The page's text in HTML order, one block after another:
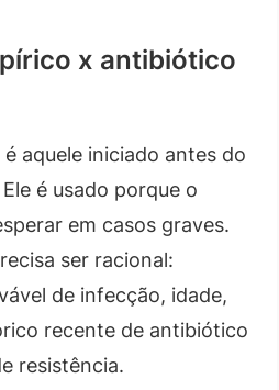
x antibiótico
aquele iniciado antes do
é usado porque o
em casos graves.
ser racional:
de infecção, idade,
recente de antibiótico
resistência.